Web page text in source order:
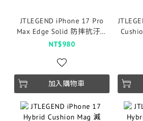
JTLEGEND iPhone 17 Pro
Max Edge Solid 防摔抗汙磁
吸保護殼（按鍵版）-霧黑
NT$980
加入購物車